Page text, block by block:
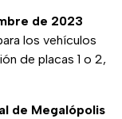
de 2023
los vehículos
de placas 1 o 2,
de Megalópolis